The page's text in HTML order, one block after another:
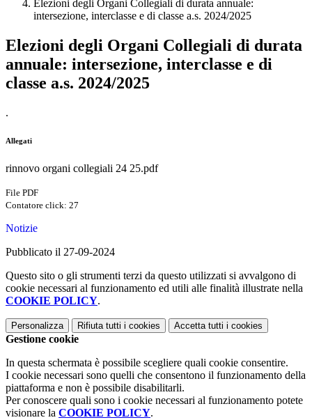
Elezioni degli Organi Collegiali di durata annuale:
intersezione, interclasse e di classe a.s. 2024/2025
Elezioni degli Organi Collegiali di durata
annuale: intersezione, interclasse e di
classe a.s. 2024/2025
.
Allegati
rinnovo organi collegiali 24 25.pdf
File PDF
Contatore click: 27
Notizie
Pubblicato il 27-09-2024
Questo sito o gli strumenti terzi da questo utilizzati si avvalgono di
cookie necessari al funzionamento ed utili alle finalità illustrate nella
COOKIE POLICY.
Personalizza Rifiuta tutti i cookies Accetta tutti i cookies
Gestione cookie
In questa schermata è possibile scegliere quali cookie consentire.
I cookie necessari sono quelli che consentono il funzionamento della
piattaforma e non è possibile disabilitarli.
Per conoscere quali sono i cookie necessari al funzionamento potete
visionare la COOKIE POLICY.